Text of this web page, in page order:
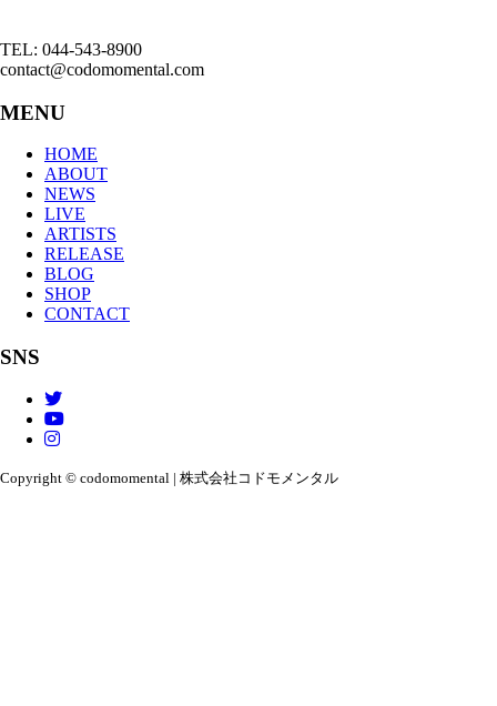
TEL: 044-543-8900
contact@codomomental.com
MENU
HOME
ABOUT
NEWS
LIVE
ARTISTS
RELEASE
BLOG
SHOP
CONTACT
SNS
Copyright © codomomental | 株式会社コドモメンタル